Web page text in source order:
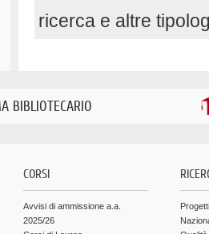
ricerca e altre
BIBLIOTECARIO
CORSI
Avvisi di ammissione a.a.
2025/26